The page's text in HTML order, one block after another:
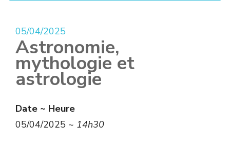
05/04/2025
Astronomie,
mythologie et
astrologie
Date ~ Heure
05/04/2025 ~ 14h30